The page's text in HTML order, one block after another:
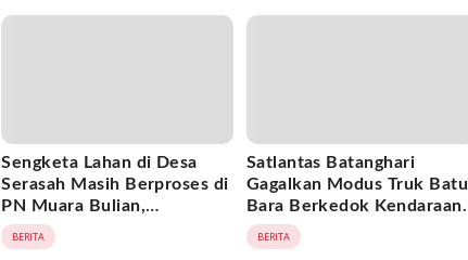
Sengketa Lahan di Desa
Serasah Masih Berproses di
PN Muara Bulian,
Penggugat Minta Kepastian
Hukum atas Kepemilikan
BERITA
Satlantas Batanghari
Gagalkan Modus Truk Batu
Bara Berkedok Kendaraan
Ekspedisi, Celah
Pengawasan Diduga
BERITA